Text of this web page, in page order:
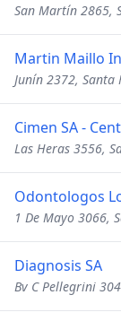
San Martín 2865,
Martin Maillo
Junín 2372, Santa
Cimen SA -
Las Heras 3556,
1 De Mayo 3066,
Diagnosis SA
Bv C Pellegrini